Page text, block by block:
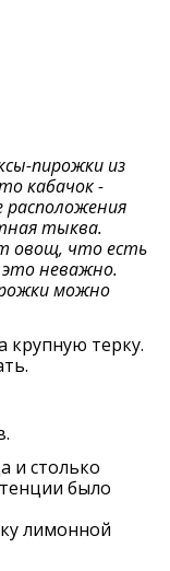
пирожки из
кабачок -
расположения
тыква.
овощ, что есть
неважно.
можно
крупную терку.
и столько
было
лимонной